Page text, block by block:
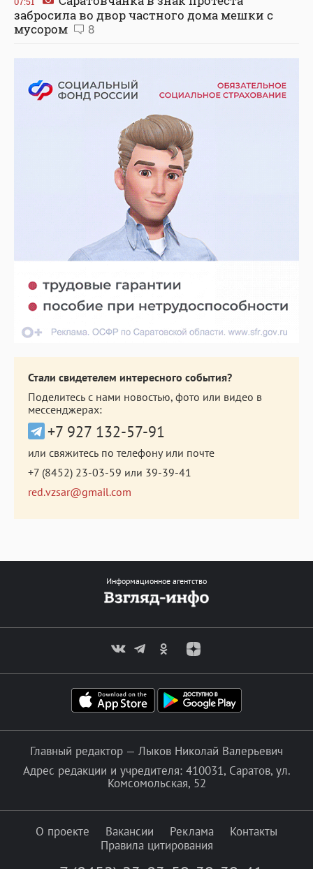
забросила во двор частного дома мешки с
мусором
8
Стали свидетелем интересного события?
Поделитесь с нами новостью, фото или видео в
мессенджерах:
+7 927 132-57-91
или свяжитесь по телефону или почте
+7 (8452) 23-03-59 или 39-39-41
red.vzsar@gmail.com
Информационное агентство
Главный редактор — Лыков Николай Валерьевич
Адрес редакции и учредителя: 410031, Саратов, ул.
Комсомольская, 52
О проекте Вакансии Реклама
Контакты
Правила цитирования